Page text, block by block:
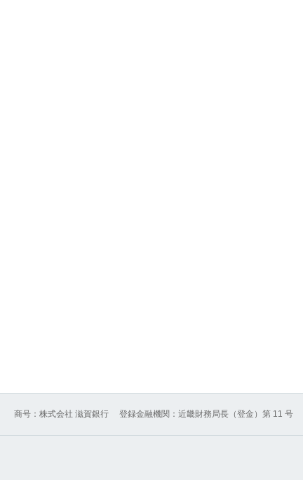
商号：株式会社 滋賀銀行 登録金融機関：近畿財務局長（登金）第 11 号